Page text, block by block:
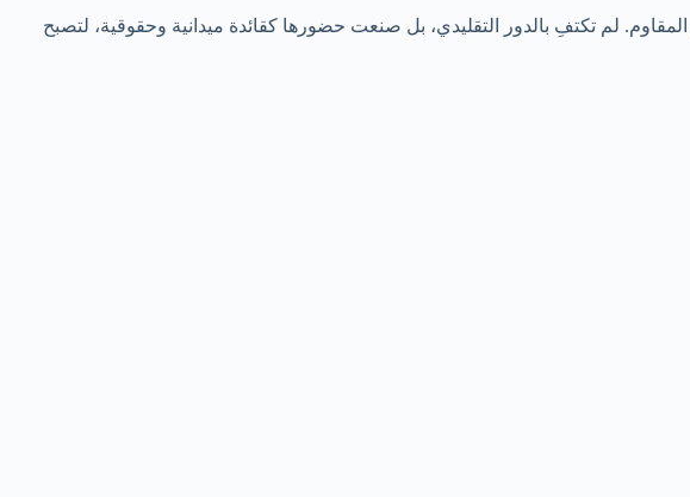
لم تكتفِ بالدور التقليدي، بل صنعت حضورها كقائدة ميدانية وحقوقية، لتصبح